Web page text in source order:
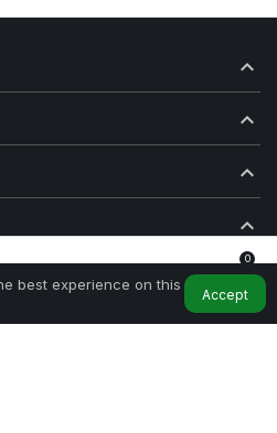
best experience on this
Accept
Account Notifications
0